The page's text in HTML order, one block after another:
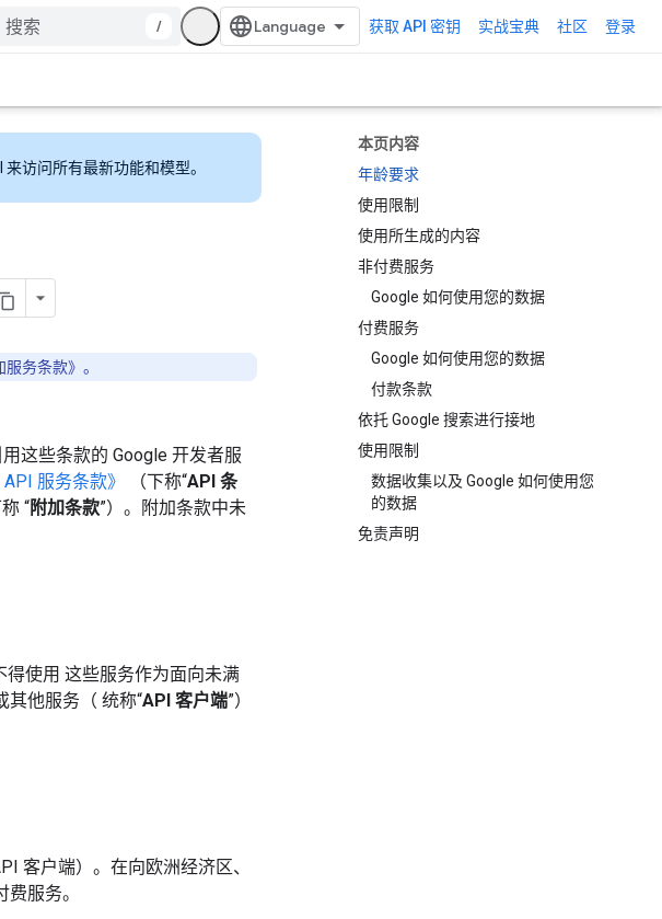
/ 获取 API 密钥 实战宝典 社区 登录
本页内容
年龄要求
使用限制
使用所生成的内容
非付费服务
Google 如何使用您的数据
付费服务
Google 如何使用您的数据
付款条款
依托 Google 搜索进行接地
使用限制
数据收集以及 Google 如何使用您
的数据
免责声明
访问所有最新功能和模型。
务条款》。
这些条款的 Google 开发者服
API 服务条款》 （下称“API 条
“附加条款”）。附加条款中未
使用 这些服务作为面向未满
其他服务（ 统称“API 客户端”）
客户端）。在向欧洲经济区、
服务。